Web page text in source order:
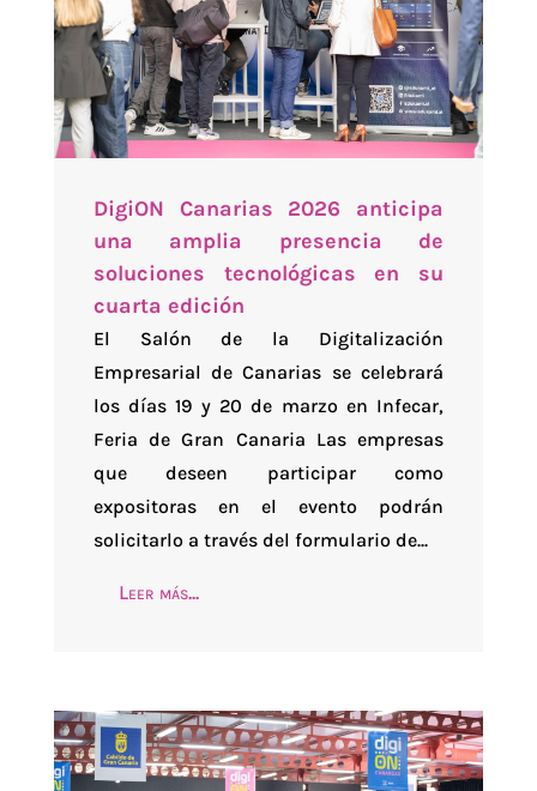
DigiON Canarias 2026 anticipa
una amplia presencia de
soluciones tecnológicas en su
cuarta edición
El Salón de la Digitalización
Empresarial de Canarias se celebrará
los días 19 y 20 de marzo en Infecar,
Feria de Gran Canaria Las empresas
que deseen participar como
expositoras en el evento podrán
solicitarlo a través del formulario de...
Leer más...